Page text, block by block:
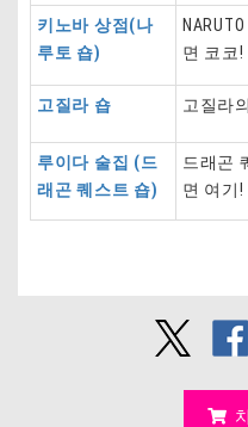
키노바 상점(나
루토 숍)
면 코코!
고질라 숍 고질라
루이다 술집 (드
래곤 퀘스트 숍)
드래곤
면 여기!